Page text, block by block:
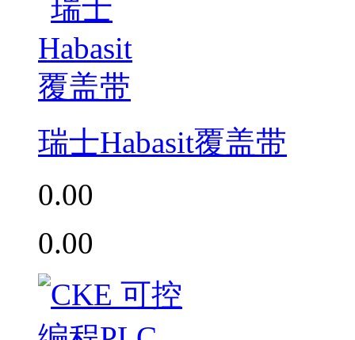
瑞士Habasit覆盖带
0.00
0.00